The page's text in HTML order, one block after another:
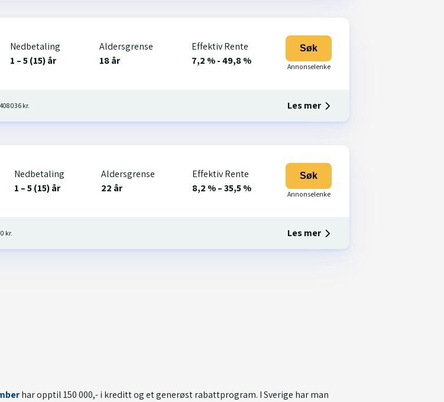
Nedbetaling
1 – 5 (15) år
Aldersgrense
18 år
Effektiv Rente
7,2 % - 49,8 %
Søk
036 kr. Les mer
Nedbetaling
1 – 5 (15) år
Aldersgrense
22 år
Effektiv Rente
8,2 % – 35,5 %
Søk
kr. Les mer
har opptil 150 000,- i kreditt og et generøst rabattprogram. I Sverige har man